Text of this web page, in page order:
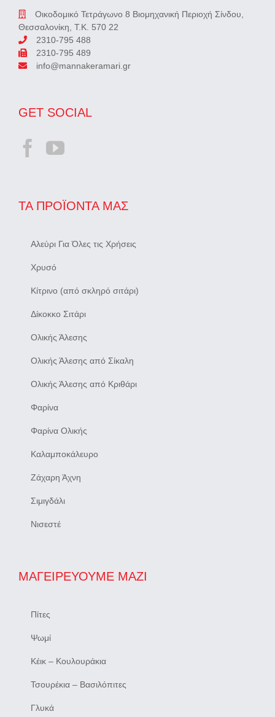
Οικοδομικό Τετράγωνο 8 Βιομηχανική Περιοχή Σίνδου,
Θεσσαλονίκη, Τ.Κ. 570 22
2310-795 488
2310-795 489
info@mannakeramari.gr
GET SOCIAL
ΤΑ ΠΡΟΪΌΝΤΑ ΜΑΣ
Αλεύρι Για Όλες τις Χρήσεις
Χρυσό
Κίτρινο (από σκληρό σιτάρι)
Δίκοκκο Σιτάρι
Ολικής Άλεσης
Ολικής Άλεσης από Σίκαλη
Ολικής Άλεσης από Κριθάρι
Φαρίνα
Φαρίνα Ολικής
Καλαμποκάλευρο
Ζάχαρη Άχνη
Σιμιγδάλι
Νισεστέ
ΜΑΓΕΙΡΕΎΟΥΜΕ ΜΑΖΊ
Πίτες
Ψωμί
Κέικ – Κουλουράκια
Τσουρέκια – Βασιλόπιτες
Γλυκά